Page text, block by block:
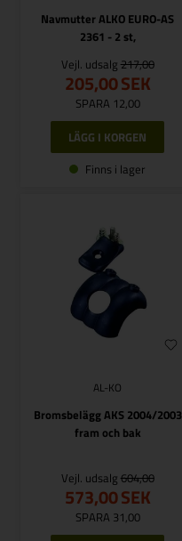
Navmutter ALKO EURO-AS
2361 - 2 st,
Vejl. udsalg 217,00
205,00SEK
SPARA 12,00
Finns i lager
AL-KO
Bromsbelägg AKS 2004/2003
fram och bak
Vejl. udsalg 604,00
573,00SEK
SPARA 31,00